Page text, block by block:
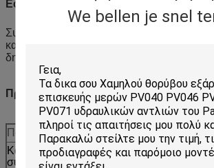
We bellen je snel
Εφαρμογή
Συνήθης συντήρηση, επισκευές,
και απόθεμα ανταλλακτικών για φορτωτές-
δημοτικά έργα, εργοτάξια και στόλους
Προδιαγραφές
Παράμετρος
Τιμή
Κωδικός
συμβατότητας
CCAT